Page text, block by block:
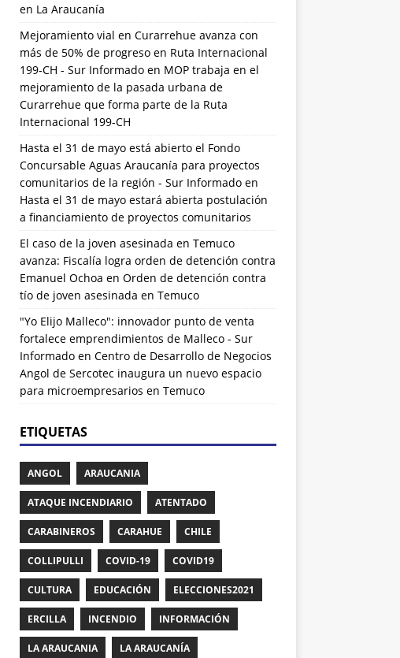
en La Araucanía
Mejoramiento vial en Curarrehue avanza con
más de 50% de progreso en Ruta Internacional
199-CH - Sur Informadoen MOP trabaja en el
mejoramiento de la pasada urbana de
Curarrehue que forma parte de la Ruta
Internacional 199-CH
Hasta el 31 de mayo está abierto el Fondo
Concursable Aguas Araucanía para proyectos
comunitarios de la región - Sur Informadoen
Hasta el 31 de mayo estará abierta postulación
a financiamiento de proyectos comunitarios
El caso de la joven asesinada en Temuco
avanza: Fiscalía logra orden de detención contra
Emanuel Ochoa en Orden de detención contra
tío de joven asesinada en Temuco
"Yo Elijo Malleco": innovador punto de venta
fortalece emprendimientos de Malleco - Sur
Informadoen Centro de Desarrollo de Negocios
Angol de Sercotec inaugura un nuevo espacio
para microempresarios en Temuco
ETIQUETAS
ANGOL ARAUCANIA
ATAQUE INCENDIARIO ATENTADO
CARABINEROS CARAHUE CHILE
COLLIPULLI COVID-19 COVID19
CULTURA EDUCACIÓN ELECCIONES2021
ERCILLA INCENDIO INFORMACIÓN
LA ARAUCANIA LA ARAUCANÍA